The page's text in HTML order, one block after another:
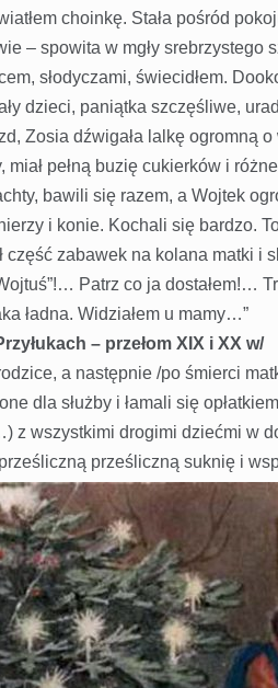
choinkę. Stała pośród
– spowita w mgły srebrzystego
słodyczami, świecidłem.
dzieci, paniątka szczęśliwe,
Zosia dźwigała lalkę ogromną
miał pełną buzię cukierków i
bawili się razem, a Wojtek
i konie. Kochali się bardzo.
część zabawek na kolana matki i
Patrz co ja dostałem!…
ładna. Widziałem u mamy…”
– przełom XIX i XX w/
a następnie /po śmierci
dla służby i łamali się
z wszystkimi drogimi dziećmi w
prześliczną suknię i